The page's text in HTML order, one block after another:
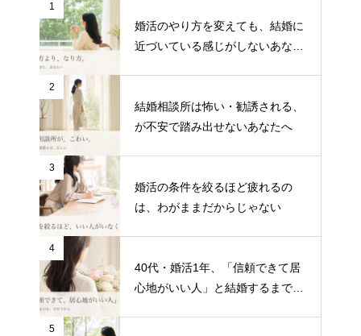
1
婚活のやり方を変えても、結婚に
近づいている感じがしないあなた
2
結婚相談所は怖い・勧誘される、
が不安で踏み出せないあなたへ
3
婚活の条件を絞るほど疲れるの
は、わがままだからじゃない
4
40代・婚活1年、「信頼できて居
心地がいい人」と結婚するまで｜
5